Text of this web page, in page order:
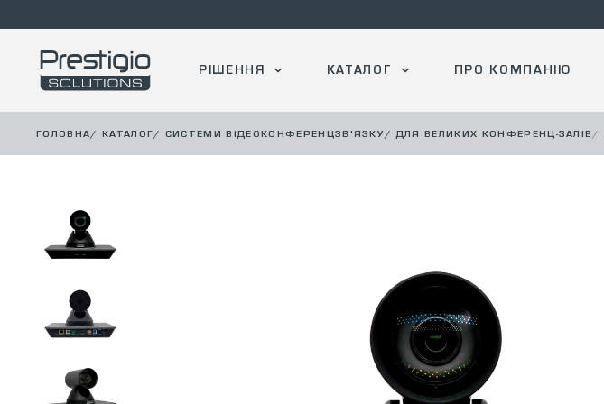
РІШЕННЯ КАТАЛОГ ПРО КОМПАНІЮ
ГОЛОВНА/ КАТАЛОГ/ СИСТЕМИ ВІДЕОКОНФЕРЕНЦЗВ'ЯЗКУ/ ДЛЯ ВЕЛИКИХ КОНФЕРЕНЦ-ЗАЛІВ /